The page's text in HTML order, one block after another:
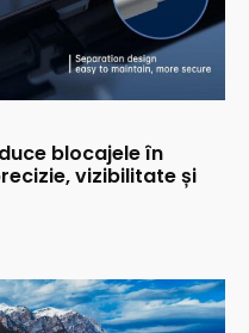
blocajele în
vizibilitate și